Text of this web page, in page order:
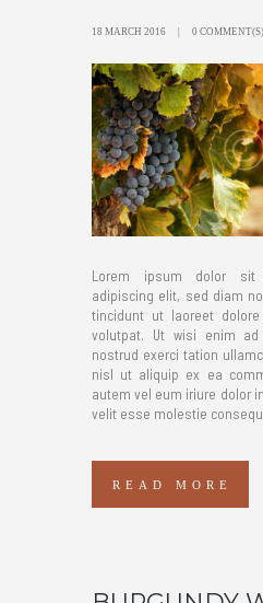
18 MARCH 2016 0 COMMENT(S)
Lorem ipsum dolor sit
adipiscing elit, sed diam
tincidunt ut laoreet
volutpat. Ut wisi enim
nostrud exerci tation
nisl ut aliquip ex ea
autem vel eum iriure dolor
velit esse molestie
READ MORE